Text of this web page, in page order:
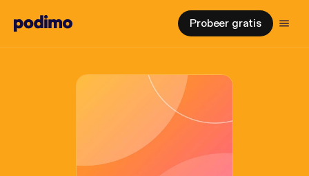
Probeer gratis